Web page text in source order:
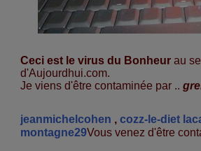
Ceci est le virus du Bonheur au
d'Aujourdhui.com.
Je viens d'être contaminée par ..
jeanmichelcohen , cozz-le-diet
montagne29Vous venez d'être